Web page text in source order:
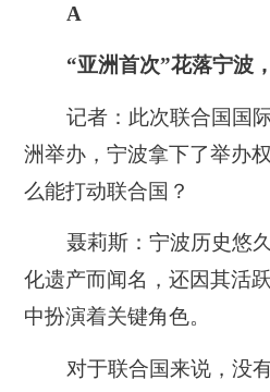
A
“亚洲首次”花落宁波
记者：此次联合国国
洲举办，宁波拿下了举办
么能打动联合国？
聂莉斯：宁波历史悠
化遗产而闻名，还因其活
中扮演着关键角色。
对于联合国来说，没